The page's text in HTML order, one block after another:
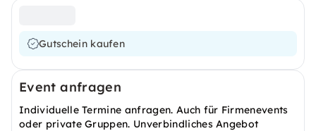
Gutschein kaufen
Event anfragen
Individuelle Termine anfragen. Auch für Firmenevents
oder private Gruppen. Unverbindliches Angebot